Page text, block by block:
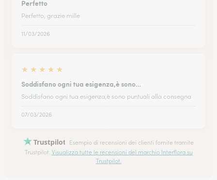
Perfetto
Perfetto, grazie mille
11/03/2026
★ ★ ★ ★ ★
Soddisfano ogni tua esigenza,è sono…
Soddisfano ogni tua esigenza,è sono puntuali alla consegna
07/03/2026
Trustpilot
Esempio di recensioni dei clienti fornite tramite
Trustpilot. Visualizza tutte le recensioni del marchio Interflora su
Trustpilot.